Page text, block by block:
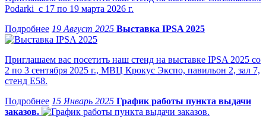
Podarki с 17 по 19 марта 2026 г.
19 Август 2025 Выставка IPSA 2025
Приглашаем вас посетить наш стенд на выставке IPSA 2025 со
2 по 3 сентября 2025 г., МВЦ Крокус Экспо, павильон 2, зал 7,
стенд Е58.
15 Январь 2025 График работы пункта выдачи
заказов.